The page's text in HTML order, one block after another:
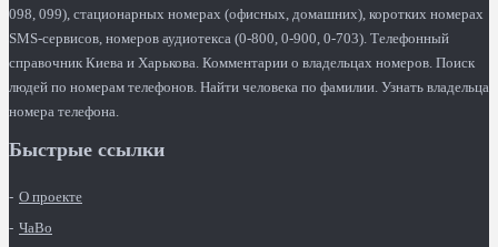
098, 099), стационарных номерах (офисных, домашних), коротких номерах
SMS-сервисов, номеров аудиотекса (0-800, 0-900, 0-703). Телефонный
справочник Киева и Харькова. Комментарии о владельцах номеров. Поиск
людей по номерам телефонов. Найти человека по фамилии. Узнать владельца
номера телефона.
Быстрые ссылки
О проекте
ЧаВо